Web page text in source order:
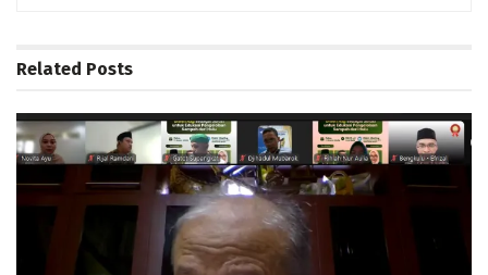
Related Posts